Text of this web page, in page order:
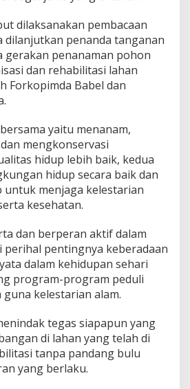
dilaksanakan pembacaan
dilanjutkan penanda tanganan
gerakan penanaman pohon
dan rehabilitasi lahan
Forkopimda Babel dan
yaitu menanam,
mengkonservasi
hidup lebih baik, kedua
hidup secara baik dan
menjaga kelestarian
kesehatan.
dan berperan aktif dalam
perihal pentingnya keberadaan
dalam kehidupan sehari
program-program peduli
kelestarian alam.
tegas siapapun yang
di lahan yang telah di
tanpa pandang bulu
yang berlaku.